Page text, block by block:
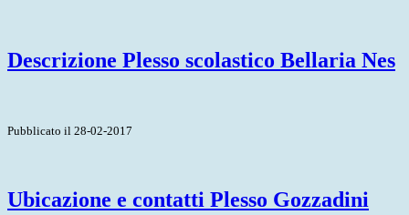
Descrizione Plesso scolastico Bellaria Nes
Pubblicato il 28-02-2017
Ubicazione e contatti Plesso Gozzadini